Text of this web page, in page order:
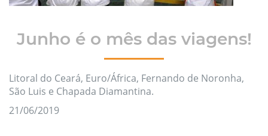
Junho é o mês das viagens!
Litoral do Ceará, Euro/África, Fernando de Noronha,
São Luis e Chapada Diamantina.
21/06/2019